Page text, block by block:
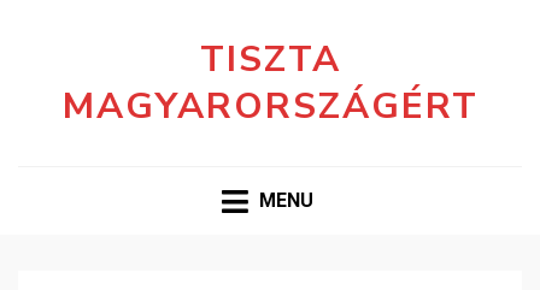
TISZTA
MAGYARORSZÁGÉRT
MENU